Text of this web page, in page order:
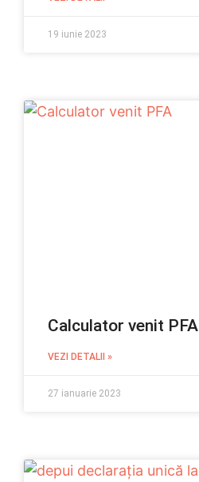
19 iunie 2023
Calculator venit PFA
VEZI DETALII »
27 ianuarie 2023